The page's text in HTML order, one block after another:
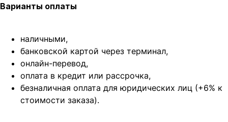
Варианты оплаты
наличными,
банковской картой через терминал,
онлайн-перевод,
оплата в кредит или рассрочка,
безналичная оплата для юридических лиц (+6% к
стоимости заказа).